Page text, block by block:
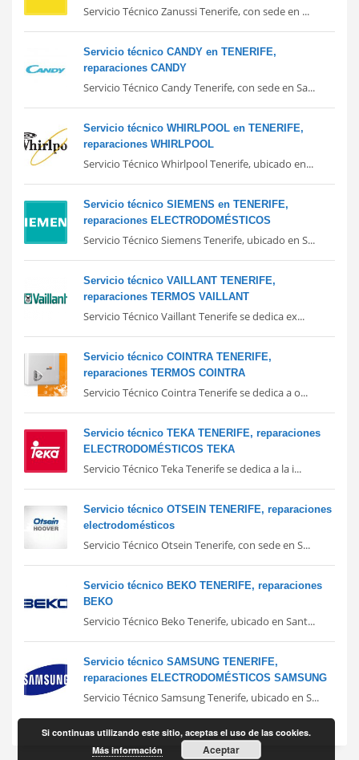
Servicio Técnico Zanussi Tenerife, con sede en ...
Servicio técnico CANDY en TENERIFE,
reparaciones CANDY
Servicio Técnico Candy Tenerife, con sede en Sa...
Servicio técnico WHIRLPOOL en TENERIFE,
reparaciones WHIRLPOOL
Servicio Técnico Whirlpool Tenerife, ubicado en...
Servicio técnico SIEMENS en TENERIFE,
reparaciones ELECTRODOMÉSTICOS
Servicio Técnico Siemens Tenerife, ubicado en S...
Servicio técnico VAILLANT TENERIFE,
reparaciones TERMOS VAILLANT
Servicio Técnico Vaillant Tenerife se dedica ex...
Servicio técnico COINTRA TENERIFE,
reparaciones TERMOS COINTRA
Servicio Técnico Cointra Tenerife se dedica a o...
Servicio técnico TEKA TENERIFE, reparaciones
ELECTRODOMÉSTICOS TEKA
Servicio Técnico Teka Tenerife se dedica a la i...
Servicio técnico OTSEIN TENERIFE, reparaciones
electrodomésticos
Servicio Técnico Otsein Tenerife, con sede en S...
Servicio técnico BEKO TENERIFE, reparaciones
BEKO
Servicio Técnico Beko Tenerife, ubicado en Sant...
Servicio técnico SAMSUNG TENERIFE,
reparaciones ELECTRODOMÉSTICOS SAMSUNG
Servicio Técnico Samsung Tenerife, ubicado en S...
Si continuas utilizando este sitio, aceptas el uso de las cookies.
Más información
Aceptar